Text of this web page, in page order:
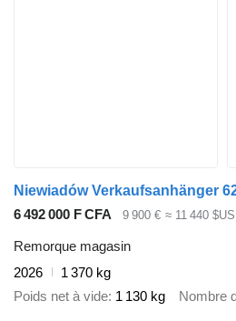
Niewiadów Verkaufsanhänger
6 492 000 F CFA
9 900 € ≈ 11 440 $US
Remorque magasin
2026
1 370 kg
Poids net à vide 1 130 kg Nombre